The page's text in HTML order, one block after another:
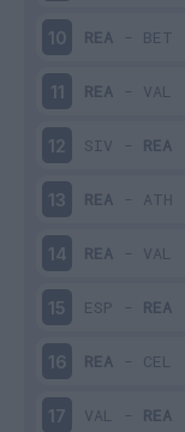
10 REA - BET
11 REA - VAL
12 SIV - REA
13 REA - ATH
14 REA - VAL
15 ESP - REA
16 REA - CEL
17 VAL - REA